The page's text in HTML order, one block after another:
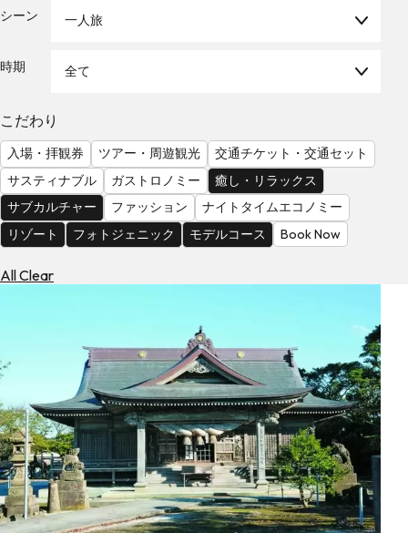
る
シーン 一人旅
時期 全て
こだわり
入場・拝観券 ツアー・周遊観光
交通チケット・交通セット
サスティナブル
ガストロノミー
癒し・リラックス
サブカルチャー
ファッション
ナイトタイムエコノミー
リゾート
フォトジェニック モデルコース Book Now
All Clear